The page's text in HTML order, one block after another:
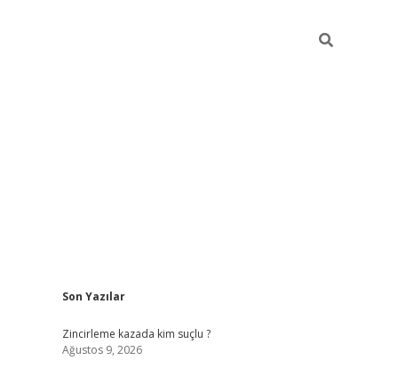
Sidebar
Son Yazılar
Zincirleme kazada kim suçlu ?
Ağustos 9, 2026